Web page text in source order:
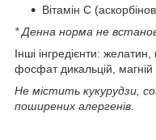
Вітамін С
* Денна норма не
Інші інгредієнти:
фосфат дикальцій, магній
Не містить кукурудзи,
поширених алергенів.